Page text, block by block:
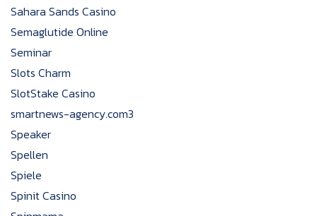
Sahara Sands Casino
Semaglutide Online
Seminar
Slots Charm
SlotStake Casino
smartnews-agency.com3
Speaker
Spellen
Spiele
Spinit Casino